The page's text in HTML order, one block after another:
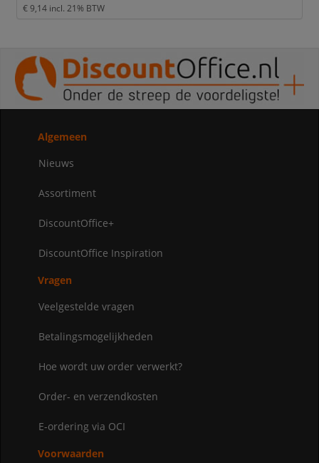
€ 9,14 incl. 21% BTW
Algemeen
Nieuws
Assortiment
DiscountOffice+
DiscountOffice Inspiration
Vragen
Veelgestelde vragen
Betalingsmogelijkheden
Hoe wordt uw order verwerkt?
Order- en verzendkosten
E-ordering via OCI
Voorwaarden